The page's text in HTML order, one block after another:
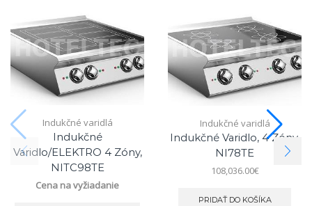
Indukčné varidlá
Indukčné
Varidlo/ELEKTRO 4 Zóny,
NITC98TE
Cena na vyžiadanie
Indukčné varidlá
Indukčné Varidlo, 4 Zóny,
NI78TE
108,036.00€
PRIDAŤ DO KOŠÍKA